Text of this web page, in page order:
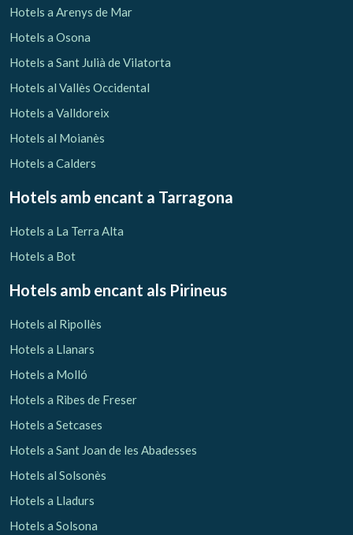
Verificar localitzador
Hotels a Arenys de Mar
Hotels a Osona
Hotels a Sant Julià de Vilatorta
Hotels al Vallès Occidental
Hotels a Valldoreix
Hotels al Moianès
Hotels a Calders
Hotels amb encant a Tarragona
Hotels a La Terra Alta
Hotels a Bot
Hotels amb encant als Pirineus
Hotels al Ripollès
Hotels a Llanars
Hotels a Molló
Hotels a Ribes de Freser
Hotels a Setcases
Hotels a Sant Joan de les Abadesses
Hotels al Solsonès
Hotels a Lladurs
Hotels a Solsona